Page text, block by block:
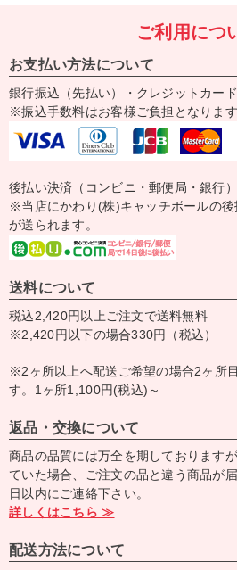
ご利用につ
お支払い方法について
銀行振込（先払い）・クレジットカード
※振込手数料はお客様ご負担となります
後払い決済（コンビニ・郵便局・銀行）
※当店にかわり(株)キャッチボールの
が送られます。
送料について
税込2,420円以上ご注文で送料無料
※2,420円以下の場合330円（税込）
※2ヶ所以上へ配送ご希望の場合2ヶ所
す。1ヶ所1,100円(税込)～
返品・交換について
商品の品質には万全を期しております
ていた場合、ご注文の品と違う商品が
日以内にご連絡下さい。
詳しくはこちら ≫
配送方法について